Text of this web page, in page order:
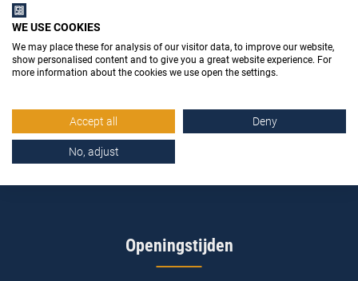
Poppenbouwing 10
online@stemidbouwstoffen.nl
Openingstijden
WE USE COOKIES
We may place these for analysis of our visitor data, to improve our website,
show personalised content and to give you a great website experience. For
more information about the cookies we use open the settings.
Accept all Deny
No, adjust